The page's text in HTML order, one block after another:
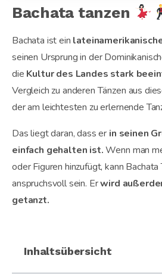
Bachata tanzen
Bachata ist ein
seinen Ursprung in der
die Kultur des Landes stark
Vergleich zu anderen Tänzen aus
der am leichtesten zu erlernende
Das liegt daran, dass er in seinen
einfach gehalten ist.Wenn man
oder Figuren hinzufügt, kann Bachata
anspruchsvoll sein. Erwird
getanzt.
Inhaltsübersicht